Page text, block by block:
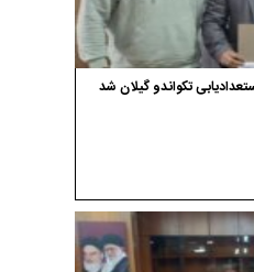
تکواندو گیلان شد